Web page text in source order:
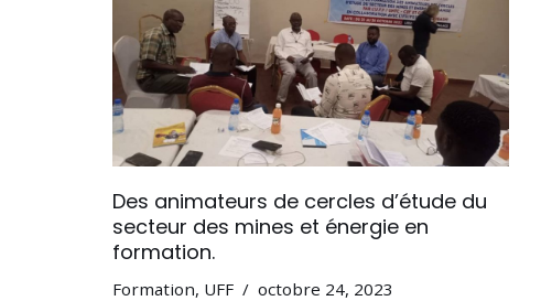
Des animateurs de cercles d’étude du
secteur des mines et énergie en
formation.
Formation, UFF octobre 24, 2023